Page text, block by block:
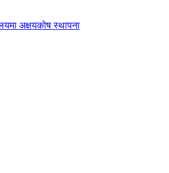
अक्षयकोष स्थापना